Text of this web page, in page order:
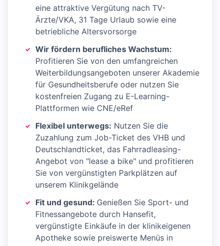
eine attraktive Vergütung nach TV-
Ärzte/VKA, 31 Tage Urlaub sowie eine
betriebliche Altersvorsorge
Wir fördern berufliches Wachstum:
Profitieren Sie von den umfangreichen
Weiterbildungsangeboten unserer Akademie
für Gesundheitsberufe oder nutzen Sie
kostenfreien Zugang zu E-Learning-
Plattformen wie CNE/eRef
Flexibel unterwegs: Nutzen Sie die
Zuzahlung zum Job-Ticket des VHB und
Deutschlandticket, das Fahrradleasing-
Angebot von "lease a bike" und profitieren
Sie von vergünstigten Parkplätzen auf
unserem Klinikgelände
Fit und gesund: Genießen Sie Sport- und
Fitnessangebote durch Hansefit,
vergünstigte Einkäufe in der klinikeigenen
Apotheke sowie preiswerte Menüs in